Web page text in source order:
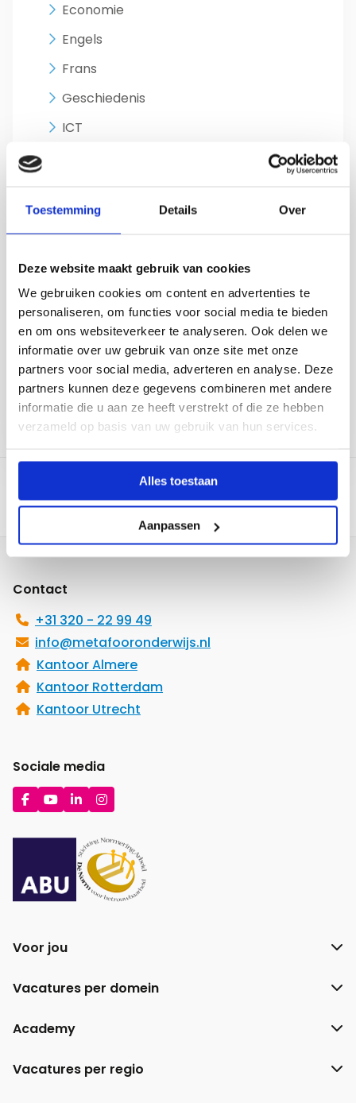
Toestemming Details Over
Deze website maakt gebruik van cookies
We gebruiken cookies om content en advertenties te
personaliseren, om functies voor social media te bieden
en om ons websiteverkeer te analyseren. Ook delen we
informatie over uw gebruik van onze site met onze
partners voor social media, adverteren en analyse. Deze
partners kunnen deze gegevens combineren met andere
informatie die u aan ze heeft verstrekt of die ze hebben
verzameld op basis van uw gebruik van hun services.
Alles toestaan
Aanpassen
Economie
Engels
Frans
Geschiedenis
ICT
Natuurkunde
Omgangskunde
Ondersteunend
Rekenen
Scheikunde
toon meer
Site
Contact
+31 320 - 22 99 49
info@metafooronderwijs.nl
Kantoor Almere
Kantoor Rotterdam
Kantoor Utrecht
Sociale media
Ga
naar
Facebook
Ga
naar
YouTube
Ga
naar
LinkedIn
Ga
naar
Instagram
Voor jou
Vacatures per domein
Academy
Vacatures per regio